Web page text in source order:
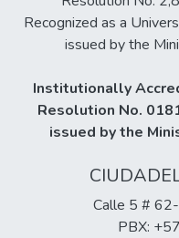
Recognized as a
issued by the
Institutionally
Resolution No.
issued by the
Calle 5 #
PBX: